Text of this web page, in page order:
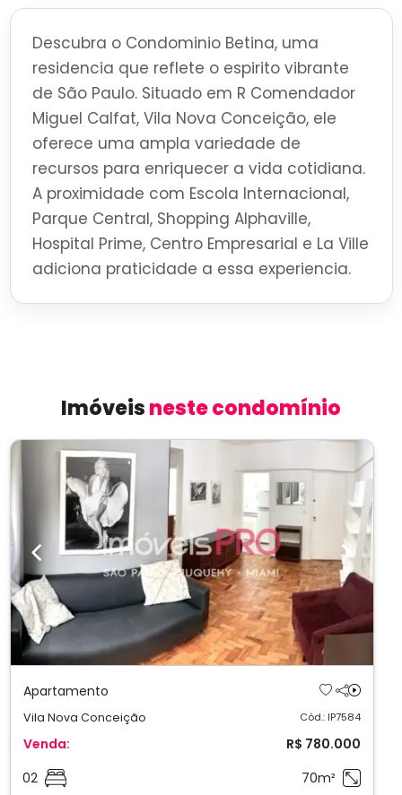
Descubra o Condominio Betina, uma
residencia que reflete o espirito vibrante
de São Paulo. Situado em R Comendador
Miguel Calfat, Vila Nova Conceição, ele
oferece uma ampla variedade de
recursos para enriquecer a vida cotidiana.
A proximidade com Escola Internacional,
Parque Central, Shopping Alphaville,
Hospital Prime, Centro Empresarial e La Ville
adiciona praticidade a essa experiencia.
Imóveisneste condomínio
Previous Next
Apartamento
Vila Nova Conceição Cód.: IP7584
Venda:
R$ 780.000
02
70m²